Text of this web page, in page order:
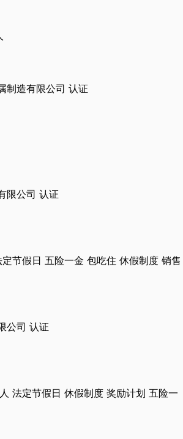
制造有限公司 认证
限公司 认证
定节假日 五险一金 包吃住 休假制度 销售
公司 认证
法定节假日 休假制度 奖励计划 五险一